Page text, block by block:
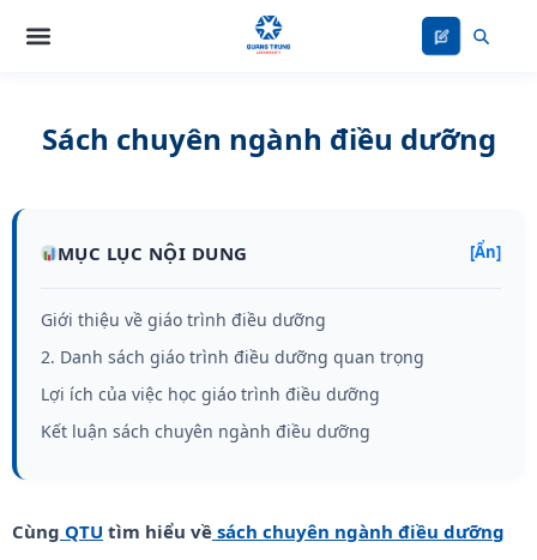
Sách chuyên ngành điều dưỡng
MỤC LỤC NỘI DUNG [Ẩn]
Giới thiệu về giáo trình điều dưỡng
2. Danh sách giáo trình điều dưỡng quan trọng
Lợi ích của việc học giáo trình điều dưỡng
Kết luận sách chuyên ngành điều dưỡng
Cùng QTU tìm hiểu về sách chuyên ngành điều dưỡng